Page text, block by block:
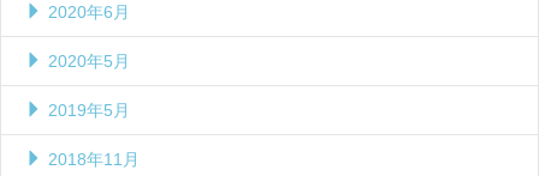
2020年6月
2020年5月
2019年5月
2018年11月